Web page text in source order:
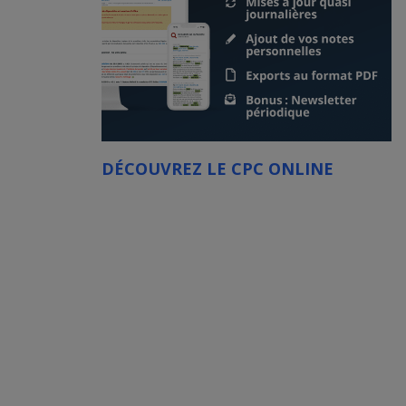
DÉCOUVREZ LE CPC ONLINE